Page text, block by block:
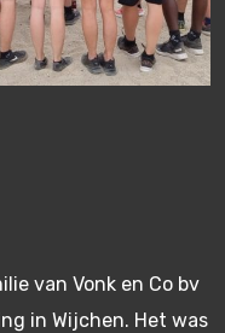
van Vonk en Co bv
in Wijchen. Het was